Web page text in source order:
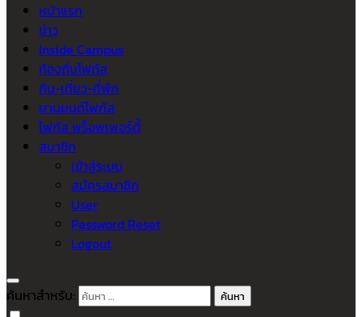
หน้าแรก
ข่าว
Inside Campus
ท้องถิ่นโฟกัส
กิน-เที่ยว-ที่พัก
ยานยนต์โฟกัส
โฟกัส พร็อพเพอร์ตี้
สมาชิก
เข้าสู่ระบบ
สมัครสมาชิก
User
Password Reset
Logout
ค้นหาสำหรับ: